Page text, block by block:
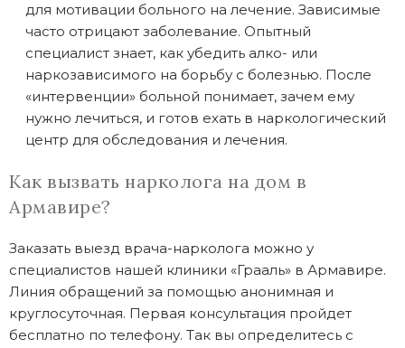
для мотивации больного на лечение. Зависимые
часто отрицают заболевание. Опытный
специалист знает, как убедить алко- или
наркозависимого на борьбу с болезнью. После
«интервенции» больной понимает, зачем ему
нужно лечиться, и готов ехать в наркологический
центр для обследования и лечения.
Как вызвать нарколога на дом в
Армавире?
Заказать выезд врача-нарколога можно у
специалистов нашей клиники «Грааль» в Армавире.
Линия обращений за помощью анонимная и
круглосуточная. Первая консультация пройдет
бесплатно по телефону. Так вы определитесь с